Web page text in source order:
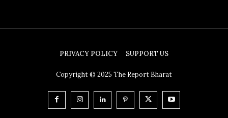
PRIVACY POLICY SUPPORT US
Copyright © 2025 The Report Bharat